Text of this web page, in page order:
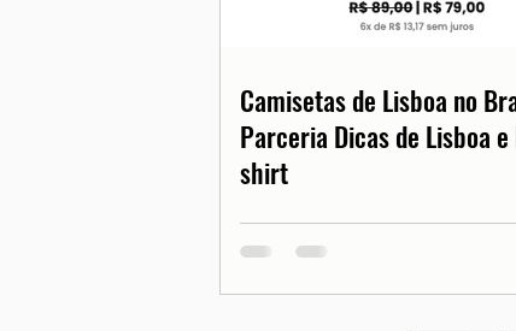
Camisetas de Lisboa no
Parceria Dicas de Lisboa
shirt